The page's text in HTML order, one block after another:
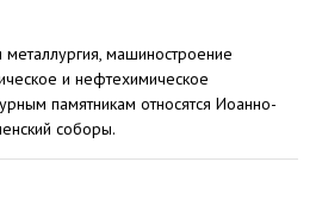
металлургия, машиностроение
и нефтехимическое
памятникам относятся Иоанно-
соборы.